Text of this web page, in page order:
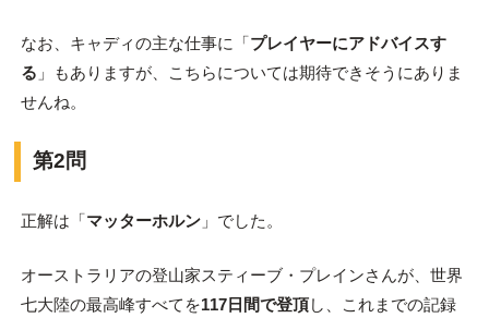
なお、キャディの主な仕事に「プレイヤーにアドバイスす
る 」もありますが、こちらについては期待できそうにありま
せんね。
第2問
正解は「マッターホルン」でした。
オーストラリアの登山家スティーブ・プレインさんが、世界
七大陸の最高峰すべてを117日間で登頂し、これまでの記録